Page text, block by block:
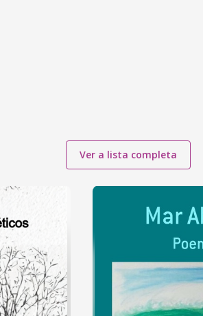
Ver a lista completa